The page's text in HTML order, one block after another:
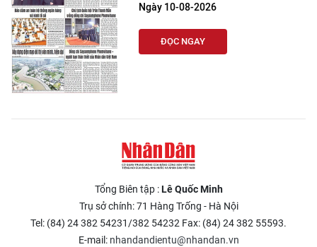
Ngày 10-08-2026
ĐỌC NGAY
Tổng Biên tập :Lê Quốc Minh
Trụ sở chính: 71 Hàng Trống - Hà Nội
Tel: (84) 24 382 54231/382 54232 Fax: (84) 24 382 55593.
E-mail: nhandandientu@nhandan.vn